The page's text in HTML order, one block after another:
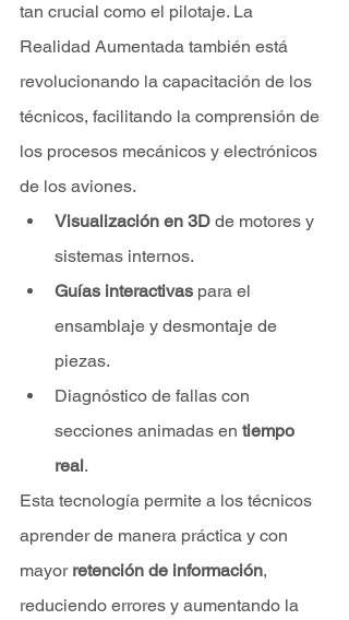
tan crucial como el pilotaje. La
Realidad Aumentada también está
revolucionando la capacitación de los
técnicos, facilitando la comprensión de
los procesos mecánicos y electrónicos
de los aviones.
Visualización en 3D de motores y
sistemas internos.
Guías interactivas para el
ensamblaje y desmontaje de
piezas.
Diagnóstico de fallas con
secciones animadas en tiempo
real.
Esta tecnología permite a los técnicos
aprender de manera práctica y con
mayor retención de información,
reduciendo errores y aumentando la